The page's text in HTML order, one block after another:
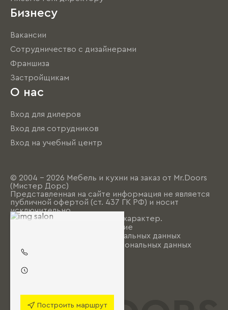
Построить маршрут
Бизнесу
Вакансии
Сотрудничество с дизайнерами
Франшиза
Застройщикам
О нас
Вход для дилеров
Вход для сотрудников
Вход на учебный центр
© 2004 - 2026 Мебель и кухни на заказ от Mr.Doors
(Мистер Дорс)
Представленная на сайте информация не является
публичной офертой (ст. 437 ГК РФ) и носит
исключительно
информационно-рекламный характер.
Пользовательское соглашение
Политика обработки персональных данных
Согласие на обработку персональных данных